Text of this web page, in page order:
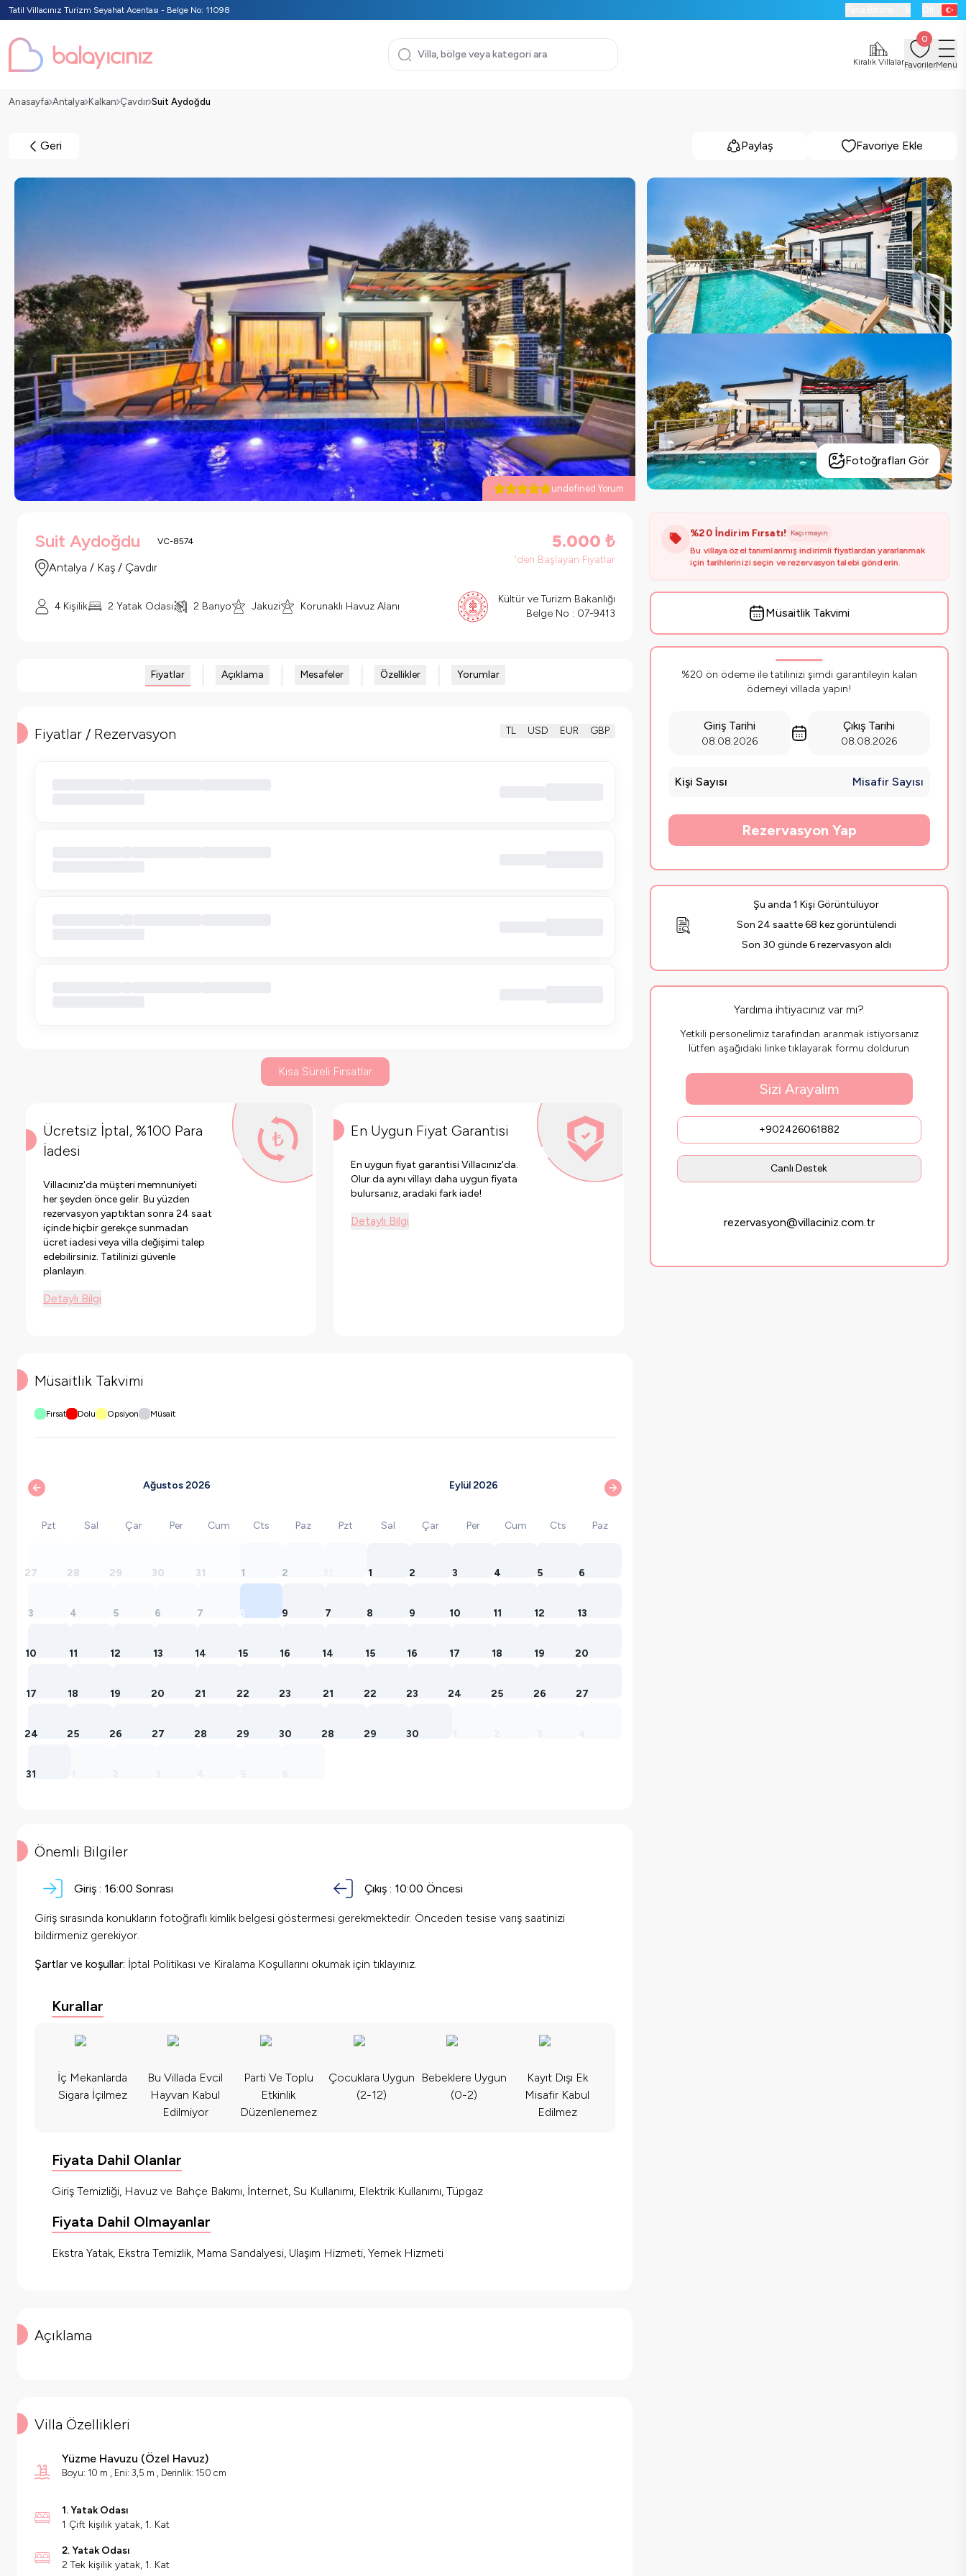
Tatil Villacınız Turizm Seyahat Acentası - Belge No: 11098
Kiralık Villalar
0
FavorilerMenü
Anasayfa Antalya Kalkan Çavdır Suit Aydoğdu
Geri Paylaş Favoriye Ekle
undefined Yorum
Fotoğrafları Gör
Suit Aydoğdu VC-8574
Antalya / Kaş / Çavdır
5.000 ₺
'den Başlayan Fiyatlar
4 Kişilik 2 Yatak Odası 2 Banyo Jakuzi Korunaklı Havuz Alanı
Kültür ve Turizm Bakanlığı
Belge No : 07-9413
Fiyatlar Açıklama Mesafeler Özellikler Yorumlar
Fiyatlar / Rezervasyon TL USD EUR GBP
Kısa Süreli Fırsatlar
Ücretsiz İptal, %100 Para
İadesi
Villacınız'da müşteri memnuniyeti
her şeyden önce gelir. Bu yüzden
rezervasyon yaptıktan sonra 24 saat
içinde hiçbir gerekçe sunmadan
ücret iadesi veya villa değişimi talep
edebilirsiniz. Tatilinizi güvenle
planlayın.
Detaylı Bilgi
En Uygun Fiyat Garantisi
En uygun fiyat garantisi Villacınız'da.
Olur da aynı villayı daha uygun fiyata
bulursanız, aradaki fark iade!
Detaylı Bilgi
Müsaitlik Takvimi
Fırsat Dolu Opsiyon Müsait
Ağustos 2026
Pzt Sal Çar Per Cum Cts Paz
27 28 29 30 31 1 2
3 4 5 6 7 8 9
10 11 12 13 14 15 16
17 18 19 20 21 22 23
24 25 26 27 28 29 30
31
Eylül 2026
Pzt Sal Çar Per Cum Cts Paz
1 2 3 4 5 6
7 8 9 10 11 12 13
14 15 16 17 18 19 20
21 22 23 24 25 26 27
28 29 30
Önemli Bilgiler
Giriş : 16:00 Sonrası Çıkış : 10:00 Öncesi
Giriş sırasında konukların fotoğraflı kimlik belgesi göstermesi gerekmektedir. Önceden tesise varış saatinizi
bildirmeniz gerekiyor.
Şartlar ve koşullar: İptal Politikası ve Kiralama Koşullarını okumak için tıklayınız.
Kurallar
İç Mekanlarda
Sigara İçilmez
Bu Villada Evcil
Hayvan Kabul
Edilmiyor
Parti Ve Toplu
Etkinlik
Düzenlenemez
Çocuklara Uygun
(2-12)
Bebeklere Uygun
(0-2)
Kayıt Dışı Ek
Misafir Kabul
Edilmez
Fiyata Dahil Olanlar
Giriş Temizliği, Havuz ve Bahçe Bakımı, İnternet, Su Kullanımı, Elektrik Kullanımı, Tüpgaz
Fiyata Dahil Olmayanlar
Ekstra Yatak, Ekstra Temizlik, Mama Sandalyesi, Ulaşım Hizmeti, Yemek Hizmeti
Açıklama
Villa Özellikleri
Yüzme Havuzu (Özel Havuz)
Boyu: 10 m , Eni: 3,5 m , Derinlik: 150 cm
1. Yatak Odası
1 Çift kişilik yatak, 1. Kat
2. Yatak Odası
2 Tek kişilik yatak, 1. Kat
%20 İndirim Fırsatı! Kaçırmayın
Bu villaya özel tanımlanmış indirimli fiyatlardan yararlanmak
için tarihlerinizi seçin ve rezervasyon talebi gönderin.
Müsaitlik Takvimi
%20 ön ödeme ile tatilinizi şimdi garantileyin kalan
ödemeyi villada yapın!
Giriş Tarihi
08.08.2026
Çıkış Tarihi
08.08.2026
Kişi Sayısı Misafir Sayısı
Rezervasyon Yap
Şu anda 1 Kişi Görüntülüyor
Son 24 saatte 68 kez görüntülendi
Son 30 günde 6 rezervasyon aldı
Yardıma ihtiyacınız var mı?
Yetkili personelimiz tarafından aranmak istiyorsanız
lütfen aşağıdaki linke tıklayarak formu doldurun
Sizi Arayalım
+902426061882
Canlı Destek
rezervasyon@villaciniz.com.tr